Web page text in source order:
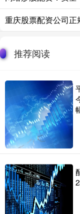
重庆股票配资公司正
推荐阅读